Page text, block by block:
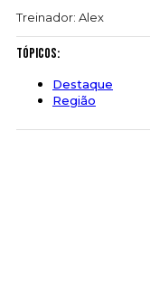
Treinador: Alex
Tópicos:
Destaque
Região